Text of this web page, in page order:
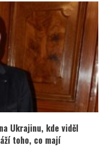
Ukrajinu, kde viděl
toho, co mají